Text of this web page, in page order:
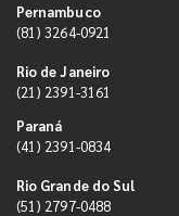
Pernambuco
(81) 3264-0921
Rio de Janeiro
(21) 2391-3161
Paraná
(41) 2391-0834
Rio Grande do Sul
(51) 2797-0488